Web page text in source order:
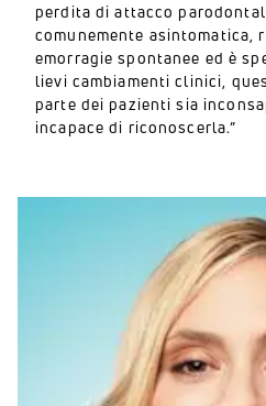
perdita di attacco
comunemente asintomatica,
emorragie spontanee ed è
lievi cambiamenti clinici,
parte dei pazienti sia
incapace di riconoscerla.”